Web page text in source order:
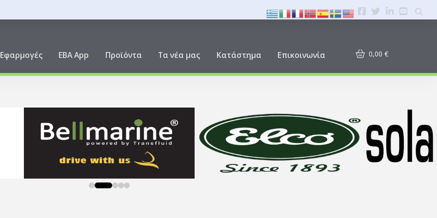
Εφαρμογές EBA App Προϊόντα Τα νέα μας Κατάστημα Επικοινωνία 0,00 €
0 1 2 3 4